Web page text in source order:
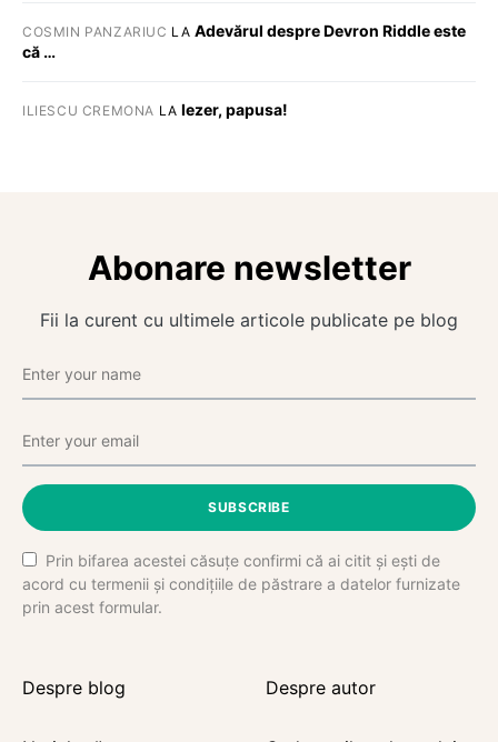
COSMIN PANZARIUC LA Adevărul despre Devron Riddle este
că …
ILIESCU CREMONA LA Iezer, papusa!
Abonare newsletter
Fii la curent cu ultimele articole publicate pe blog
SUBSCRIBE
Prin bifarea acestei căsuțe confirmi că ai citit și ești de
acord cu termenii și condițiile de păstrare a datelor furnizate
prin acest formular.
Despre blog Despre autor